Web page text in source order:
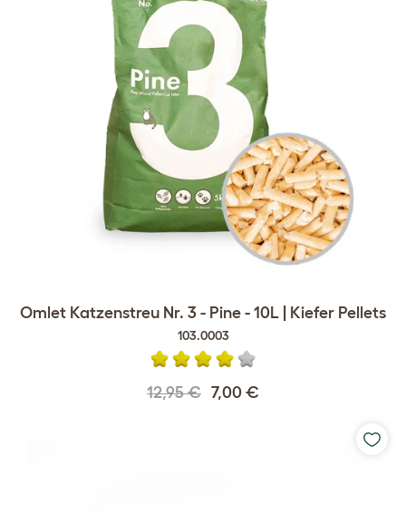
Omlet Katzenstreu Nr. 3 - Pine - 10L | Kiefer Pellets
103.0003
12,95 € 7,00 €